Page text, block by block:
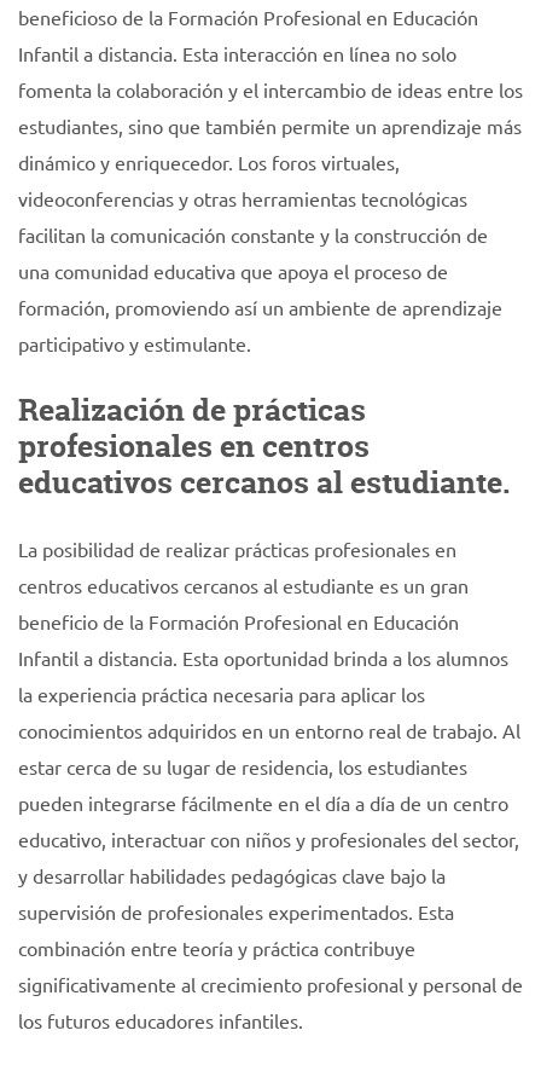
beneficioso de la Formación Profesional en Educación
Infantil a distancia. Esta interacción en línea no solo
fomenta la colaboración y el intercambio de ideas entre los
estudiantes, sino que también permite un aprendizaje más
dinámico y enriquecedor. Los foros virtuales,
videoconferencias y otras herramientas tecnológicas
facilitan la comunicación constante y la construcción de
una comunidad educativa que apoya el proceso de
formación, promoviendo así un ambiente de aprendizaje
participativo y estimulante.
Realización de prácticas
profesionales en centros
educativos cercanos al estudiante.
La posibilidad de realizar prácticas profesionales en
centros educativos cercanos al estudiante es un gran
beneficio de la Formación Profesional en Educación
Infantil a distancia. Esta oportunidad brinda a los alumnos
la experiencia práctica necesaria para aplicar los
conocimientos adquiridos en un entorno real de trabajo. Al
estar cerca de su lugar de residencia, los estudiantes
pueden integrarse fácilmente en el día a día de un centro
educativo, interactuar con niños y profesionales del sector,
y desarrollar habilidades pedagógicas clave bajo la
supervisión de profesionales experimentados. Esta
combinación entre teoría y práctica contribuye
significativamente al crecimiento profesional y personal de
los futuros educadores infantiles.